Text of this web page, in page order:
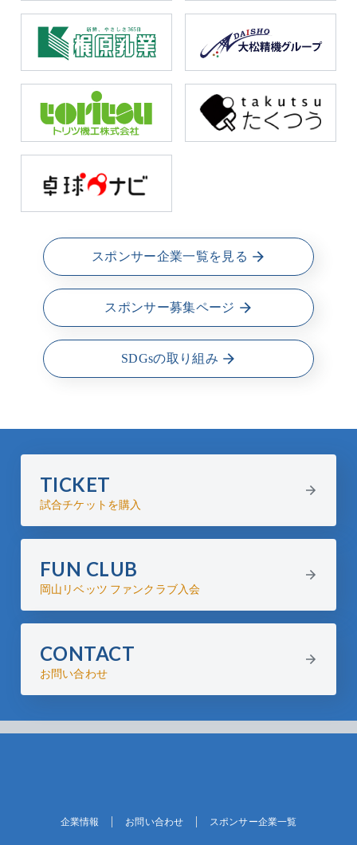
スポンサー企業一覧を見る
スポンサー募集ページ
SDGsの取り組み
TICKET
試合チケットを購入
FUN CLUB
岡山リベッツ ファンクラブ入会
CONTACT
お問い合わせ
企業情報 お問い合わせ スポンサー企業一覧